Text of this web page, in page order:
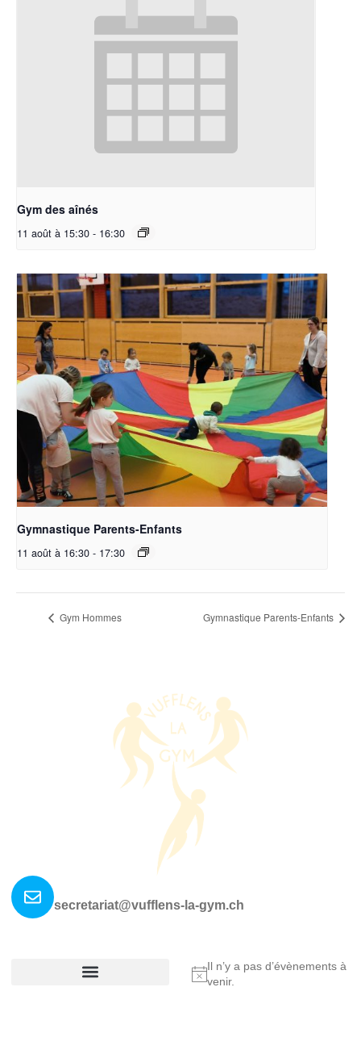
Gym des aînés
11 août à 15:30 - 16:30
Gymnastique Parents-Enfants
11 août à 16:30 - 17:30
Gym Hommes Gymnastique Parents-Enfants
secretariat@vufflens-la-gym.ch
Notice
Il n’y a pas d’évènements à
venir.